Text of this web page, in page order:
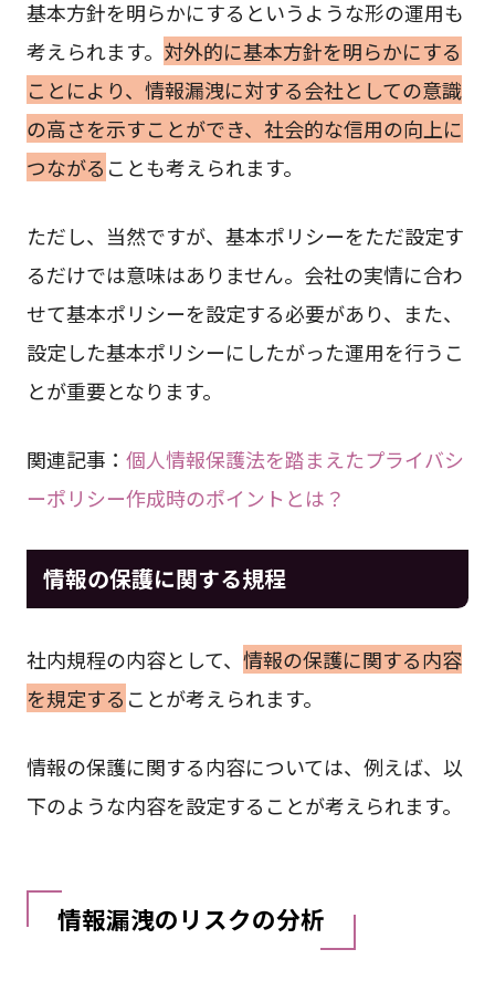
基本方針を明らかにするというような形の運用も
考えられます。 対外的に基本方針を明らかにする
ことにより、情報漏洩に対する会社としての意識
の高さを示すことができ、社会的な信用の向上に
つながる ことも考えられます。
ただし、当然ですが、基本ポリシーをただ設定す
るだけでは意味はありません。会社の実情に合わ
せて基本ポリシーを設定する必要があり、また、
設定した基本ポリシーにしたがった運用を行うこ
とが重要となります。
関連記事： 個人情報保護法を踏まえたプライバシ
ーポリシー作成時のポイントとは？
情報の保護に関する規程
社内規程の内容として、 情報の保護に関する内容
を規定する ことが考えられます。
情報の保護に関する内容については、例えば、以
下のような内容を設定することが考えられます。
情報漏洩のリスクの分析